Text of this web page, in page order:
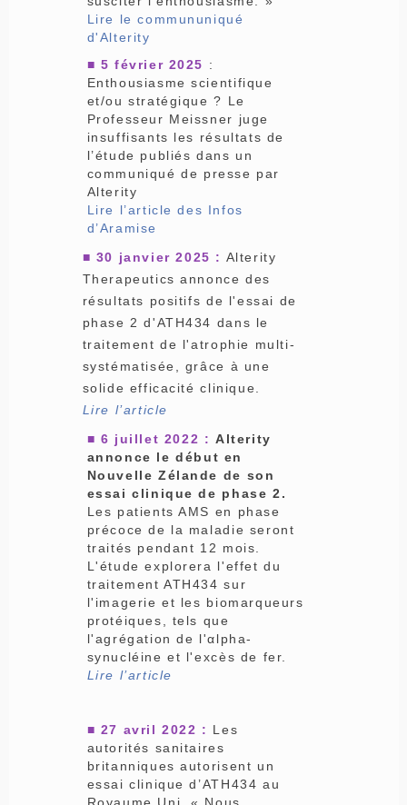
Lire le commununiqué
d'Alterity
■ 5 février 2025 :
Enthousiasme scientifique
et/ou stratégique ? Le
Professeur Meissner juge
insuffisants les résultats de
l’étude publiés dans un
communiqué de presse par
Alterity
Lire l’article des Infos
d’Aramise
■ 30 janvier 2025 : Alterity
Therapeutics annonce des
résultats positifs de l'essai de
phase 2 d'ATH434 dans le
traitement de l'atrophie multi-
systématisée, grâce à une
solide efficacité clinique.
Lire l’article
■ 6 juillet 2022 : Alterity
annonce le début en
Nouvelle Zélande de son
essai clinique de phase 2.
Les patients AMS en phase
précoce de la maladie seront
traités pendant 12 mois.
L'étude explorera l'effet du
traitement ATH434 sur
l'imagerie et les biomarqueurs
protéiques, tels que
l'agrégation de l'αlpha-
synucléine et l'excès de fer.
Lire l’article
■ 27 avril 2022 : Les
autorités sanitaires
britanniques autorisent un
essai clinique d’ATH434 au